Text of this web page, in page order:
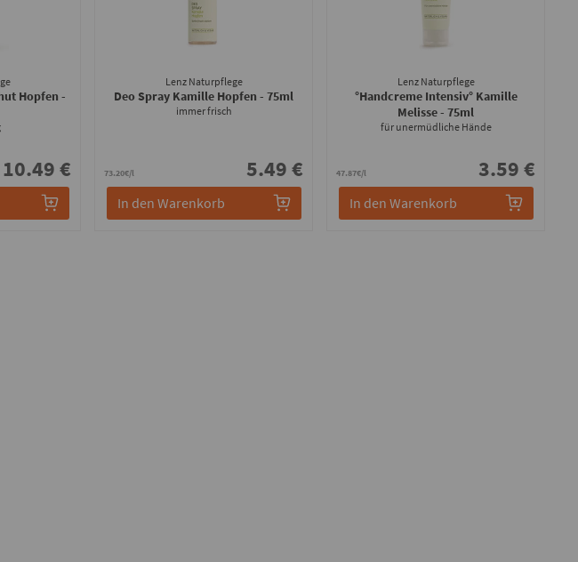
Hopfen -
10.49 €
Lenz Naturpflege
Deo Spray Kamille Hopfen- 75ml
immer frisch
73.20€/l 5.49 €
In den Warenkorb
Lenz Naturpflege
°Handcreme Intensiv° Kamille
Melisse- 75ml
für unermüdliche Hände
47.87€/l 3.59 €
In den Warenkorb